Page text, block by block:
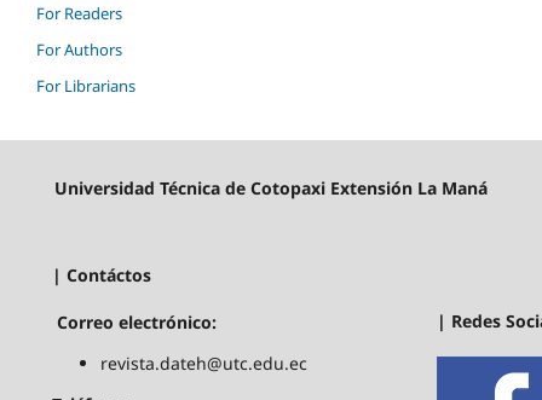
For Readers
For Authors
For Librarians
Universidad Técnica de Cotopaxi Extensión La Maná
| Contáctos
Correo electrónico:
revista.dateh@utc.edu.ec
| Redes